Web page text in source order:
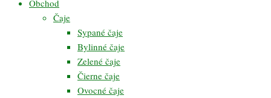
Obchod
Čaje
Sypané čaje
Bylinné čaje
Zelené čaje
Čierne čaje
Ovocné čaje